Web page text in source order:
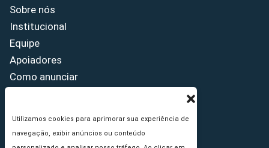
Utilizamos cookies para aprimorar sua experiência de
navegação, exibir anúncios ou conteúdo
Sobre nós
Institucional
Equipe
Apoiadores
Como anunciar
Princípios Editoriais